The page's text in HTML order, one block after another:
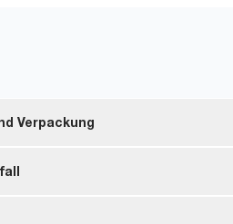
Verpackung
mit EU Ecolabel-Zertifizierung –
refills – made from responsibly
kontrolliert den Verbrauch